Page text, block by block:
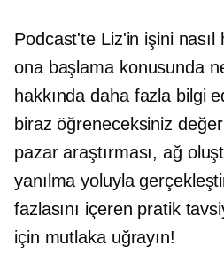
Podcast'te Liz'in işini
ona başlama konusunda
hakkında daha fazla bilgi
biraz öğreneceksiniz
pazar araştırması, ağ
yanılma yoluyla
fazlasını içeren pratik
için mutlaka uğrayın!